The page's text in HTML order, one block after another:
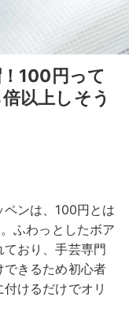
100円って
以上しそう
ンは、100円とは
ふわっとしたボア
おり、手芸専門
できるため初心者
けるだけでオリ